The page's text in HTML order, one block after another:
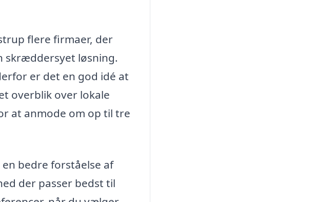
flere firmaer, der
skræddersyet løsning.
er det en god idé at
overblik over lokale
at anmode om op til tre
bedre forståelse af
der passer bedst til